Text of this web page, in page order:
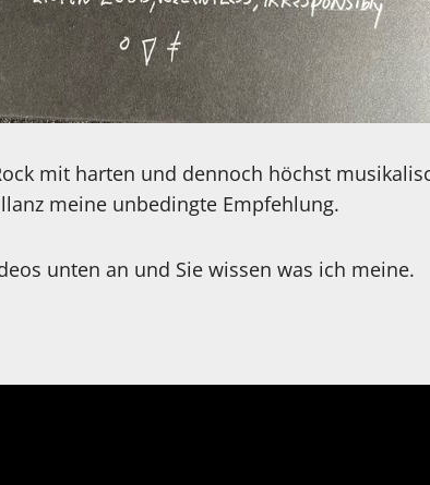
mit harten und dennoch höchst
meine unbedingte Empfehlung.
unten an und Sie wissen was ich meine.